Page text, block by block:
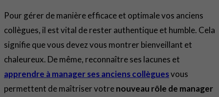
Pour gérer de manière efficace et optimale vos anciens
collègues, il est vital de rester authentique et humble. Cela
signifie que vous devez vous montrer bienveillant et
chaleureux. De même, reconnaître ses lacunes et
apprendre à manager ses anciens collèguesvous
permettent de maîtriser votrenouveau rôle de manager